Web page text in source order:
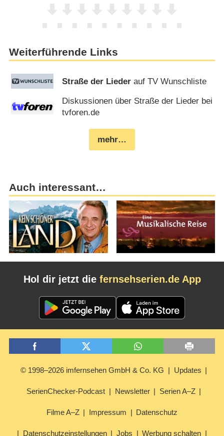
Weiterführende Links
Straße der Lieder auf TV Wunschliste
Diskussionen über Straße der Lieder bei
tvforen.de
mehr…
Auch interessant…
Hol dir jetzt die fernsehserien.de App
© 1998–2026 imfernsehen GmbH & Co. KG Updates
SerienChecker-Podcast Newsletter Serien A–Z
Filme A–Z Impressum Datenschutz
Datenschutzeinstellungen Jobs Werbung schalten